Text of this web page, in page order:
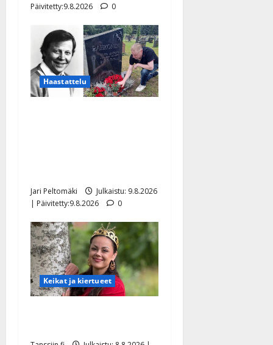
Päivitetty:9.8.2026
0
Haastattelu
Jari Peltomäki
Julkaistu: 9.8.2026
| Päivitetty:9.8.2026
0
Keikat ja kiertueet